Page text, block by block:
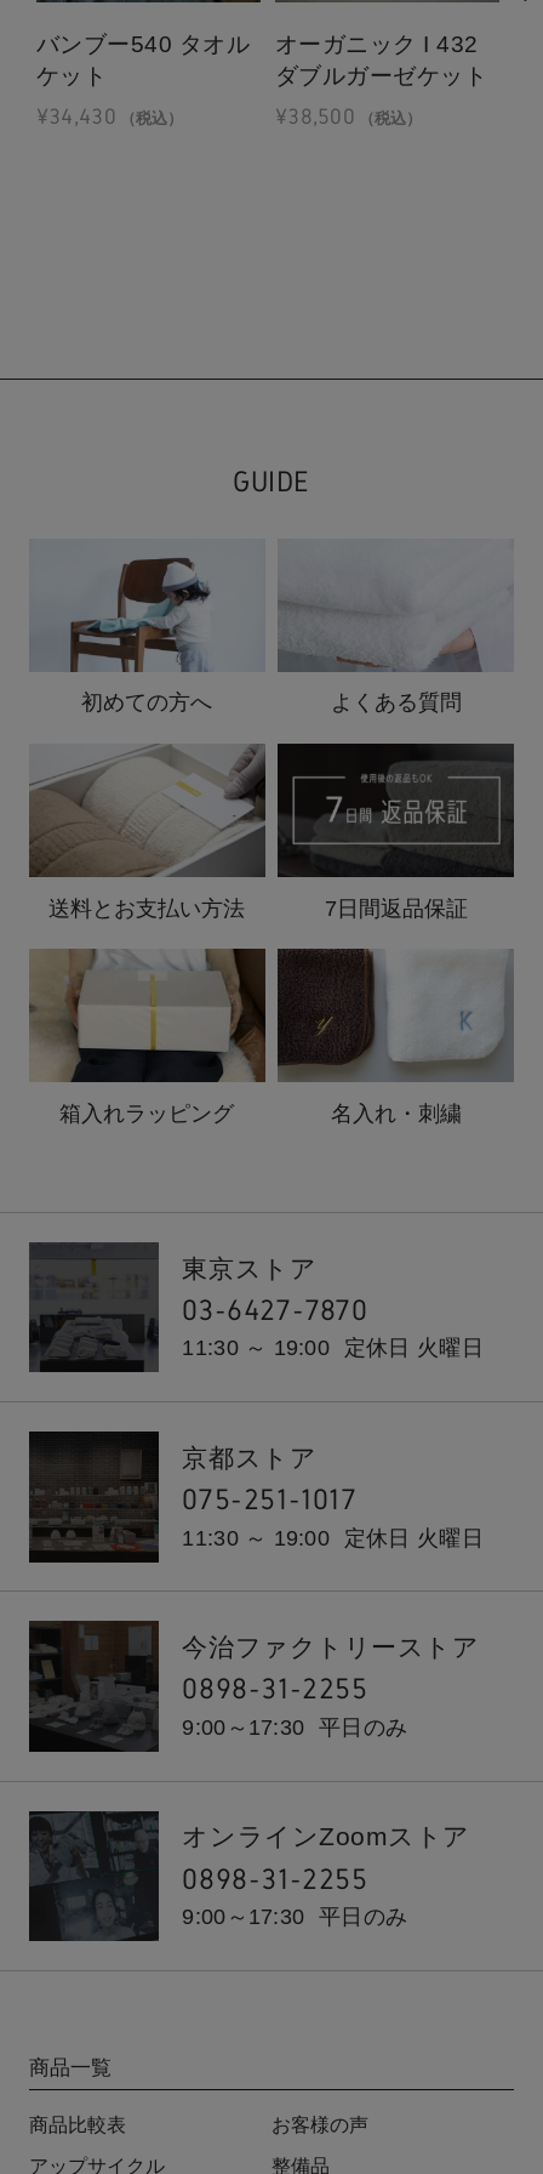
バンブー540 タオル
ケット
¥34,430 （税込）
オーガニック I 432
ダブルガーゼケット
¥38,500 （税込）
GUIDE
初めての方へ よくある質問
送料と お支払い方法 7日間返品保証
箱入れラッピング 名入れ・刺繍
東京ストア
03-6427-7870
11:30 ～ 19:00 定休日 火曜日
京都ストア
075-251-1017
11:30 ～ 19:00 定休日 火曜日
今治ファクトリーストア
0898-31-2255
9:00～17:30 平日のみ
オンラインZoomストア
0898-31-2255
9:00～17:30 平日のみ
商品一覧
商品比較表 お客様の声
アップサイクル 整備品